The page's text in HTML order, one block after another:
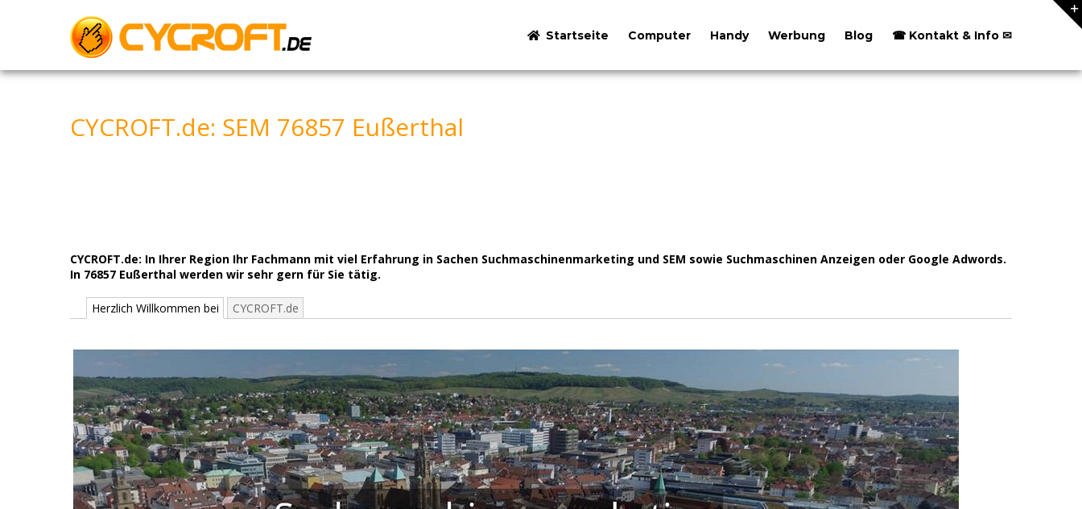
Startseite Computer Handy Werbung Blog ☎ Kontakt & Info ✉
CYCROFT.de: SEM 76857 Eußerthal
CYCROFT.de: In Ihrer Region Ihr Fachmann mit viel Erfahrung in Sachen Suchmaschinenmarketing und SEM sowie Suchmaschinen Anzeigen oder Google Adwords.
In 76857 Eußerthal werden wir sehr gern für Sie tätig.
Herzlich Willkommen bei CYCROFT.de